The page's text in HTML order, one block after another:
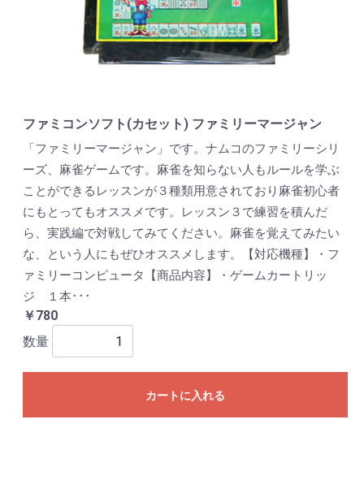
ファミコンソフト(カセット) ファミリーマージャン
「ファミリーマージャン」です。ナムコのファミリーシリ
ーズ、麻雀ゲームです。麻雀を知らない人もルールを学ぶ
ことができるレッスンが３種類用意されており麻雀初心者
にもとってもオススメです。レッスン３で練習を積んだ
ら、実践編で対戦してみてください。麻雀を覚えてみたい
な、という人にもぜひオススメします。【対応機種】・フ
ァミリーコンピュータ【商品内容】・ゲームカートリッ
ジ １本･･･
￥780
数量
カートに入れる